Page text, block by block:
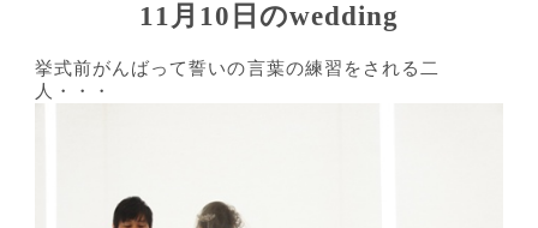
11月10日のwedding
挙式前がんばって誓いの言葉の練習をされる二
人・・・